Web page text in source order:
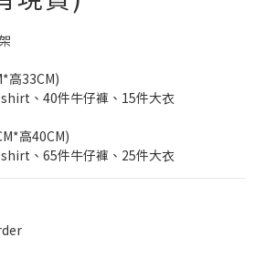
高33CM)
、40件牛仔褲、15件大衣
高40CM)
、65件牛仔褲、25件大衣